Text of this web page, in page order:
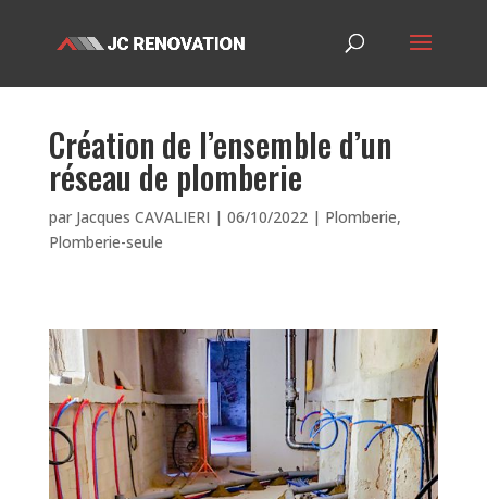
Création de l’ensemble d’un
réseau de plomberie
par Jacques CAVALIERI | 06/10/2022| Plomberie,
Plomberie-seule